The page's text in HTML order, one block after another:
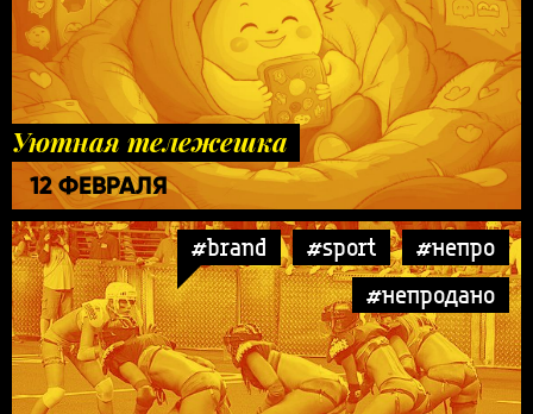
Уютная тележешка
12 ФЕВРАЛЯ
#brand #sport
#непро
#непродано